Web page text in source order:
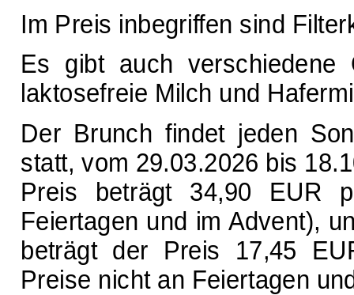
Im Preis inbegriffen sind
Es gibt auch verschiedene
laktosefreie Milch und
Der Brunch findet jeden
statt, vom 29.03.2026 bis
Preis beträgt 34,90 EUR
Feiertagen und im Advent),
beträgt der Preis 17,45
Preise nicht an Feiertagen